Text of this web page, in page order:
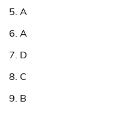
5. A
6. A
7. D
8. C
9. B